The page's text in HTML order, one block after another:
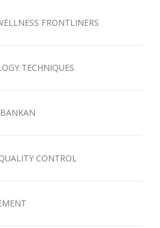
FRONTLINERS
TECHNIQUES
CONTROL